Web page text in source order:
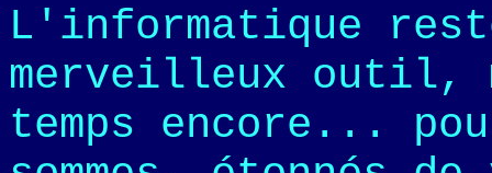
L'informatique
merveilleux outil,
temps encore...